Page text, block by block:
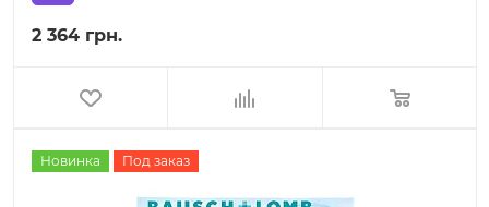
2 364 грн.
Новинка Под заказ